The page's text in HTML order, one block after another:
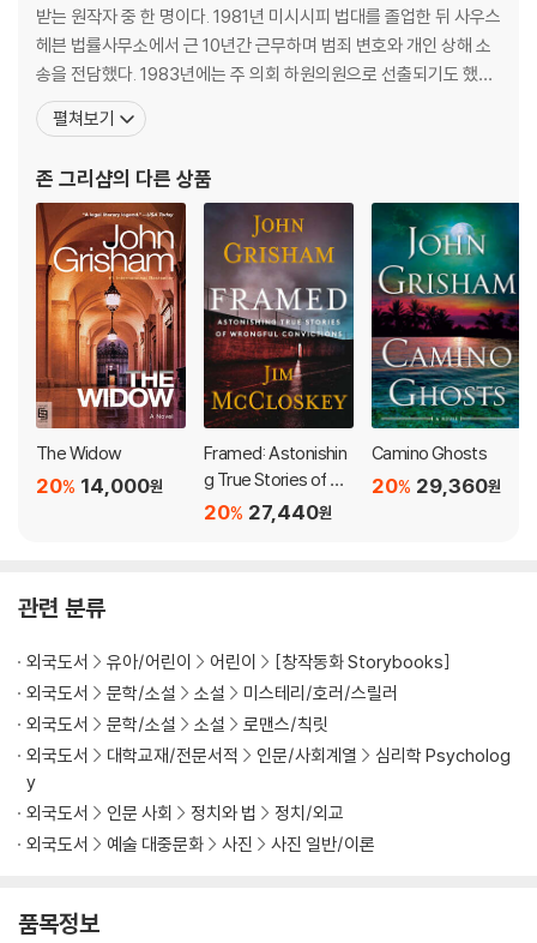
받는 원작자 중 한 명이다. 1981년 미시시피 법대를 졸업한 뒤 사우스
헤븐 법률사무소에서 근 10년간 근무하며 범죄 변호와 개인 상해 소
송을 전담했다. 1983년에는 주 의회 하원의원으로 선출되기도 했다.
그는 미국 남부의 테네시 주에서 평범한 변호사 생활을 하던 중 소설
가로 변신했다. 어렸을 때 꿈은 또래의 그 모든 아이들처럼 메이저리
한 경력을 쌓기에는 스포츠를 전문적으로 감당
펼쳐보기
존 그리샴의 다른 상품
The Widow
14,000원
20%
Framed: Astonishin
g True Stories of Wr
ongful Convictions
27,440원
20%
Camino Ghosts
29,360원
20%
관련 분류
외국도서 유아/어린이 어린이
[창작동화 Storybooks]
외국도서
문학/소설 소설
미스테리/호러/스릴러
외국도서
문학/소설 소설
로맨스/칙릿
외국도서
대학교재/전문서적 인문/사회계열
심리학 Psycholog
y
외국도서
인문 사회 정치와 법
정치/외교
외국도서
예술 대중문화 사진 사진 일반/이론
품목정보